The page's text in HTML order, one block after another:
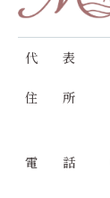
代 表
住 所
電 話